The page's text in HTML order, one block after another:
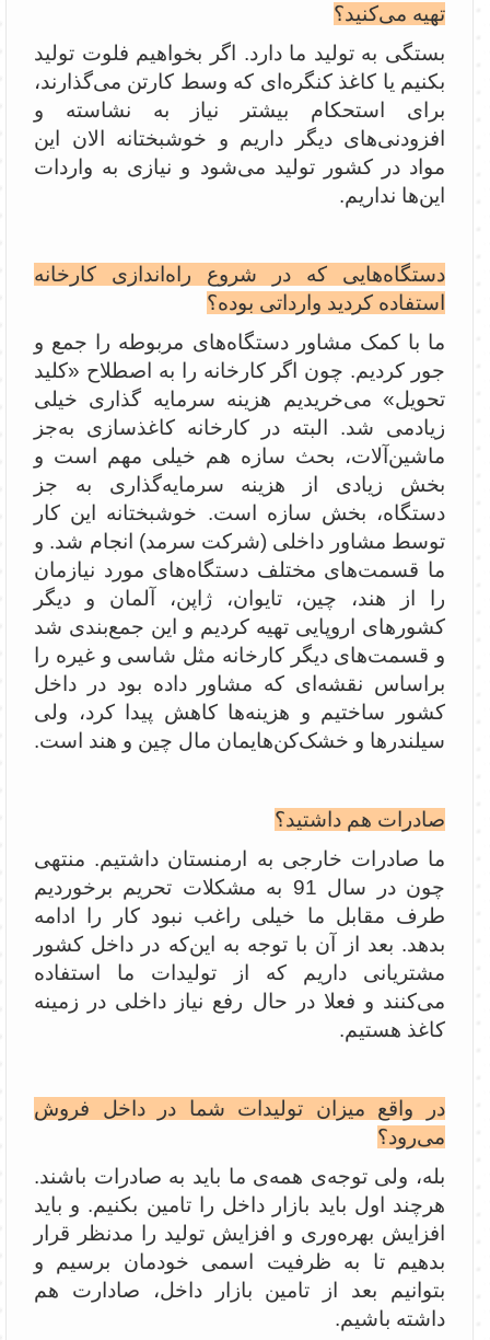
تهیه می‌کنید؟
بستگی به تولید ما دارد. اگر بخواهیم فلوت تولید
بکنیم یا کاغذ کنگره‌ای که وسط کارتن می‌گذارند،
برای استحکام بیشتر نیاز به نشاسته و
افزودنی‌های دیگر داریم و خوشبختانه الان این
مواد در کشور تولید می‌شود و نیازی به واردات
این‌ها نداریم.
دستگاه‌هایی که در شروع راه‌اندازی کارخانه
استفاده کردید وارداتی بوده؟
ما با کمک مشاور دستگاه‌های مربوطه را جمع‌ و
جور کردیم. چون اگر کارخانه را به اصطلاح «کلید
تحویل» می‌خریدیم هزینه سرمایه گذاری خیلی
زیادمی شد. البته در کارخانه کاغذسازی به‌جز
ماشین‌آلات، بحث سازه هم خیلی مهم است و
بخش زیادی از هزینه سرمایه‌گذاری به جز
دستگاه، بخش سازه است. خوشبختانه این کار
توسط مشاور داخلی (شرکت سرمد) انجام شد. و
ما قسمت‌های مختلف دستگاه‌های مورد نیازمان
را از هند، چین، تایوان، ژاپن، آلمان و دیگر
کشورهای اروپایی تهیه کردیم و این جمع‌بندی شد
و قسمت‌های دیگر کارخانه مثل شاسی و غیره را
براساس نقشه‌ای که مشاور داده بود در داخل
کشور ساختیم و هزینه‌ها کاهش پیدا کرد، ولی
سیلندرها و خشک‌کن‌هایمان مال چین و هند است.
صادرات هم داشتید؟
ما صادرات خارجی به ارمنستان داشتیم. منتهی
چون در سال 91 به مشکلات تحریم برخوردیم
طرف مقابل ما خیلی راغب نبود کار را ادامه
بدهد. بعد از آن با توجه به این‌که در داخل کشور
مشتریانی داریم که از تولیدات ما استفاده
می‌کنند و فعلا در حال رفع نیاز داخلی در زمینه
کاغذ هستیم.
در واقع میزان تولیدات شما در داخل فروش
می‌رود؟
بله، ولی توجه‌ی همه‌ی ما باید به صادرات باشند.
هرچند اول باید بازار داخل را تامین بکنیم. و باید
افزایش بهره‌وری و افزایش تولید را مدنظر قرار
بدهیم تا به ظرفیت اسمی خودمان برسیم و
بتوانیم بعد از تامین بازار داخل، صادارت هم
داشته باشیم.